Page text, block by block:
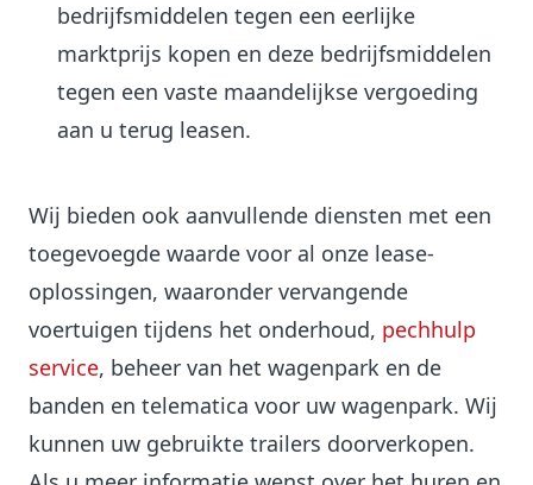
bedrijfsmiddelen tegen een eerlijke
marktprijs kopen en deze bedrijfsmiddelen
tegen een vaste maandelijkse vergoeding
aan u terug leasen.
Wij bieden ook aanvullende diensten met een
toegevoegde waarde voor al onze lease-
oplossingen, waaronder vervangende
voertuigen tijdens het onderhoud, pechhulp
service, beheer van het wagenpark en de
banden en telematica voor uw wagenpark. Wij
kunnen uw gebruikte trailers doorverkopen.